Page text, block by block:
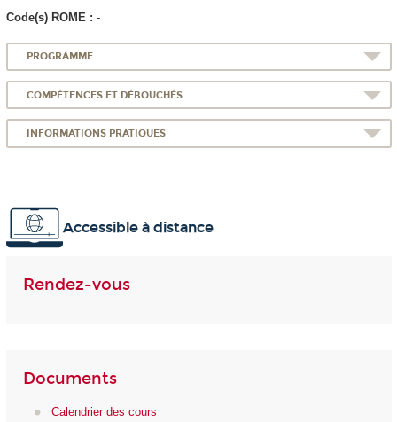
Code(s) ROME : -
PROGRAMME
COMPÉTENCES ET DÉBOUCHÉS
INFORMATIONS PRATIQUES
Accessible à distance
Rendez-vous
Documents
Calendrier des cours